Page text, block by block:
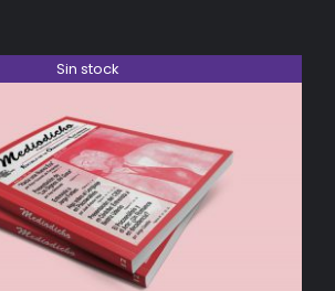
Sin stock
DETALLES